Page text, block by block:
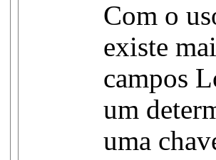
Com o
existe
campos
um
uma